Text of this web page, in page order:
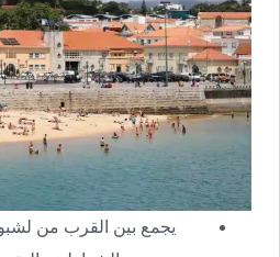
يجمع بين القرب من